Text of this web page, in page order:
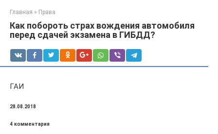
Главная » Права
Как побороть страх вождения автомобиля
перед сдачей экзамена в ГИБДД?
ГАИ
28.08.2018
4 комментария